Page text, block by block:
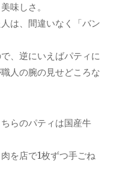
味しさ。
は、間違いなく「バン
、逆にいえばパティに
人の腕の見せどころな
らのパティは国産牛
を店で1枚ずつ手ごね